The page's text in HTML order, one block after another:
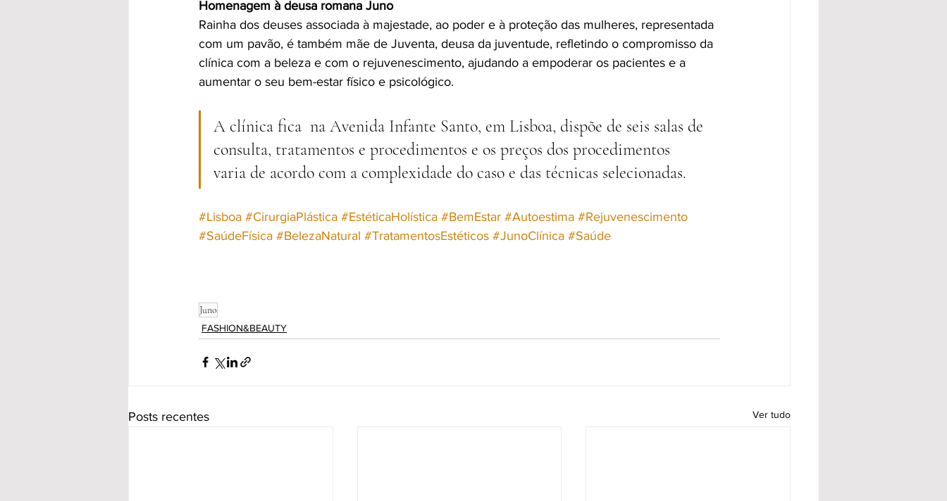
Homenagem à deusa romana Juno
Rainha dos deuses associada à majestade, ao poder e à proteção das mulheres, representada
com um pavão, é também mãe de Juventa, deusa da juventude, refletindo o compromisso da
clínica com a beleza e com o rejuvenescimento, ajudando a empoderar os pacientes e a
aumentar o seu bem-estar físico e psicológico.
A clínica fica  na Avenida Infante Santo, em Lisboa, dispõe de seis salas de
consulta, tratamentos e procedimentos e os preços dos procedimentos
varia de acordo com a complexidade do caso e das técnicas selecionadas.
#Lisboa #CirurgiaPlástica #EstéticaHolística #BemEstar #Autoestima #Rejuvenescimento
#SaúdeFísica #BelezaNatural #TratamentosEstéticos #JunoClínica #Saúde
Juno
FASHION&BEAUTY
Posts recentes Ver tudo